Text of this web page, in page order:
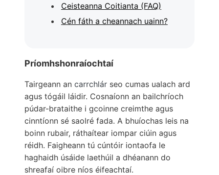
Ceisteanna Coitianta (FAQ)
Cén fáth a cheannach uainn?
Príomhshonraíochtaí
Tairgeann an carrchlár seo cumas ualach ard
agus tógáil láidir. Cosnaíonn an bailchríoch
púdar-brataithe i gcoinne creimthe agus
cinntíonn sé saolré fada. A bhuíochas leis na
boinn rubair, ráthaítear iompar ciúin agus
réidh. Faigheann tú cúntóir iontaofa le
haghaidh úsáide laethúil a dhéanann do
shreafaí oibre níos éifeachtaí.